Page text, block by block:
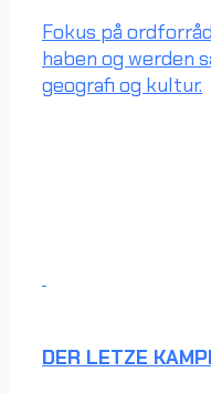
Fokus på
haben og werden
geografi og kultur.
DER LETZE